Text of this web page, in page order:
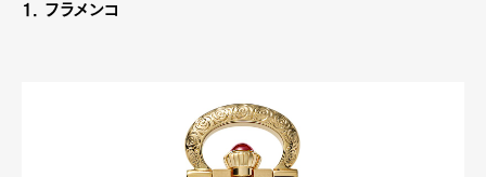
1. フラメンコ